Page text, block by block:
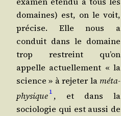
domaines) est, on le voit,
pré­cise. Elle nous a
conduit dans le domaine
trop res­treint qu’on
appelle actuel­le­ment « la
science » à reje­ter la méta­
phy­sique1 , et dans la
socio­lo­gie qui est aus­si de